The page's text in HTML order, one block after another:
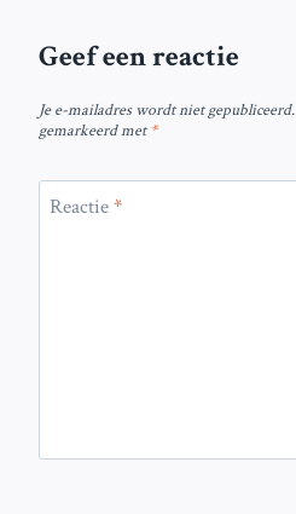
Geef een reactie
Je e-mailadres wordt niet gepubliceerd.
gemarkeerd met*
Reactie*